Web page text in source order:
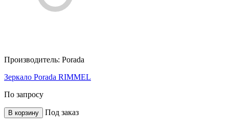
Производитель: Porada
Зеркало Porada RIMMEL
По запросу
В корзину Под заказ